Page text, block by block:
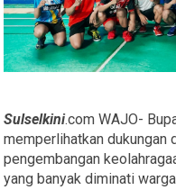
Sulselkini.com WAJO-
memperlihatkan dukungan
pengembangan
yang banyak diminati